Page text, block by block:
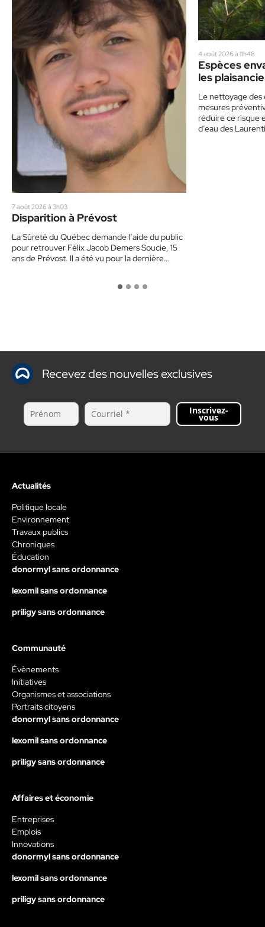
7 août 2026 à 3h03
Disparition à Prévost
La Sûreté du Québec demande l’aide du public
pour retrouver Félix Jacob Demers Soucie, 15
ans de Prévost. Il a été vu pour la dernière…
4 août 2026 à 11h48
Espèces
les
Le nettoyage des
mesures
réduire ce risque
d’eau des
Recevez des nouvelles exclusives
Inscrivez-
vous
Actualités
Politique locale
Environnement
Travaux publics
Chroniques
Éducation
donormyl sans ordonnance
lexomil sans ordonnance
priligy sans ordonnance
Communauté
Évènements
Initiatives
Organismes et associations
Portraits citoyens
donormyl sans ordonnance
lexomil sans ordonnance
priligy sans ordonnance
Affaires et économie
Entreprises
Emplois
Innovations
donormyl sans ordonnance
lexomil sans ordonnance
priligy sans ordonnance